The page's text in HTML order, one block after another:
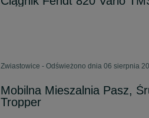
Zwiastowice - Odświeżono dnia 06 sierpnia
Mobilna Mieszalnia Pasz,
Tropper